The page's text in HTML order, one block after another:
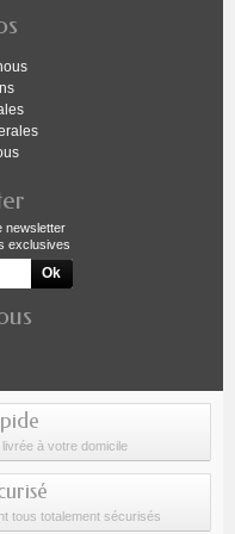
newsletter
exclusives
à votre domicile
tous totalement sécurisés